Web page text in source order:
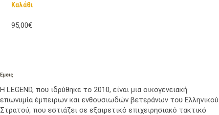
Καλάθι
95,00€
Εμεις
Η LEGEND, που ιδρύθηκε το 2010, είναι μια οικογενειακή
επωνυμία έμπειρων και ενθουσιωδών βετεράνων του Ελληνικού
Στρατού, που εστιάζει σε εξαιρετικό επιχειρησιακό τακτικό